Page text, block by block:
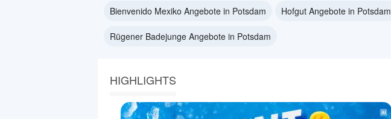
Bienvenido Mexiko Angebote in Potsdam Hofgut Angebote in Potsdam
Rügener Badejunge Angebote in Potsdam
HIGHLIGHTS